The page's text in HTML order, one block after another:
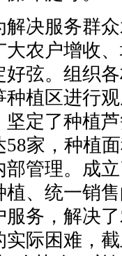
服务群众
大农户增收
好弦。组织
种植区进行
坚定了种植
家，种植
部管理。成
植、统一销
服务，解决
实际困难，